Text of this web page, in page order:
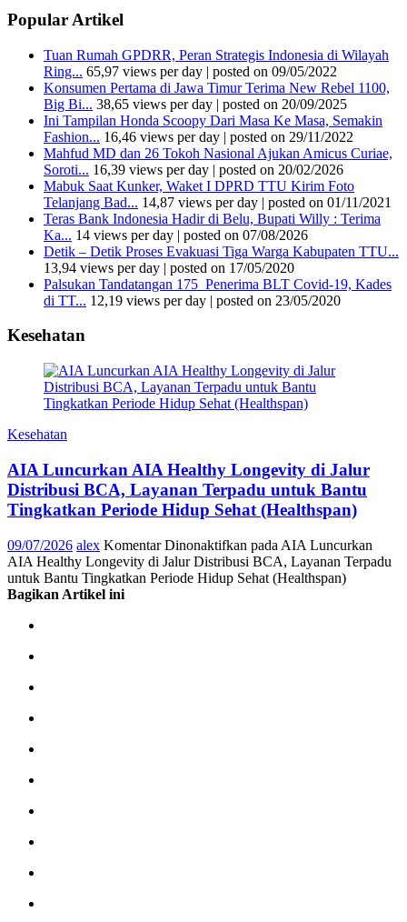
Popular Artikel
Tuan Rumah GPDRR, Peran Strategis Indonesia di Wilayah
Ring... 65,97 views per day | posted on 09/05/2022
Konsumen Pertama di Jawa Timur Terima New Rebel 1100,
Big Bi... 38,65 views per day | posted on 20/09/2025
Ini Tampilan Honda Scoopy Dari Masa Ke Masa, Semakin
Fashion... 16,46 views per day | posted on 29/11/2022
Mahfud MD dan 26 Tokoh Nasional Ajukan Amicus Curiae,
Soroti... 16,39 views per day | posted on 20/02/2026
Mabuk Saat Kunker, Waket I DPRD TTU Kirim Foto
Telanjang Bad... 14,87 views per day | posted on 01/11/2021
Teras Bank Indonesia Hadir di Belu, Bupati Willy : Terima
Ka... 14 views per day | posted on 07/08/2026
Detik – Detik Proses Evakuasi Tiga Warga Kabupaten TTU...
13,94 views per day | posted on 17/05/2020
Palsukan Tandatangan 175 Penerima BLT Covid-19, Kades
di TT... 12,19 views per day | posted on 23/05/2020
Kesehatan
Kesehatan
AIA Luncurkan AIA Healthy Longevity di Jalur
Distribusi BCA, Layanan Terpadu untuk Bantu
Tingkatkan Periode Hidup Sehat (Healthspan)
09/07/2026 alex Komentar Dinonaktifkan pada AIA Luncurkan
AIA Healthy Longevity di Jalur Distribusi BCA, Layanan Terpadu
untuk Bantu Tingkatkan Periode Hidup Sehat (Healthspan)
Bagikan Artikel ini